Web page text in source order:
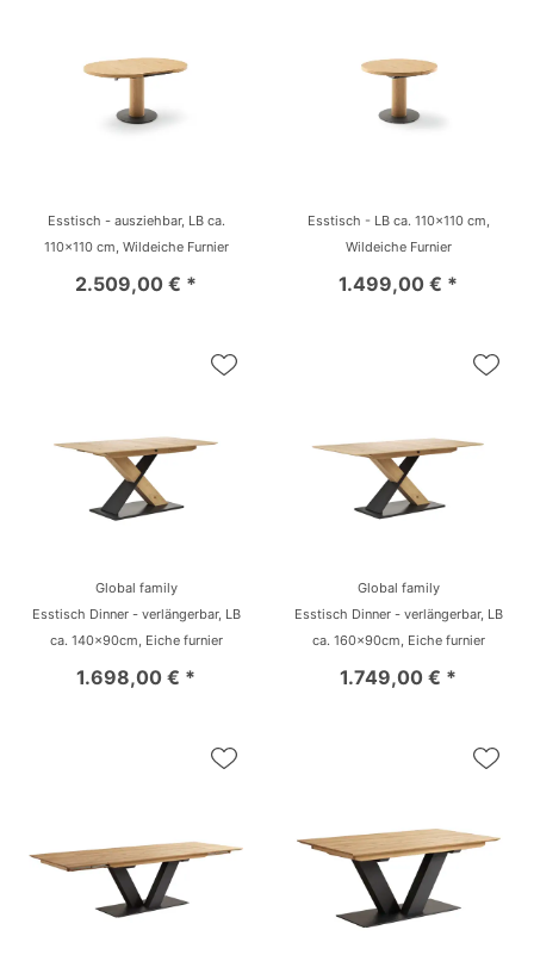
Esstisch - ausziehbar, LB ca.
110x110 cm, Wildeiche Furnier
2.509,00 € *
Esstisch - LB ca. 110x110 cm,
Wildeiche Furnier
1.499,00 € *
Global family
Esstisch Dinner - verlängerbar, LB
ca. 140x90cm, Eiche furnier
1.698,00 € *
Global family
Esstisch Dinner - verlängerbar, LB
ca. 160x90cm, Eiche furnier
1.749,00 € *